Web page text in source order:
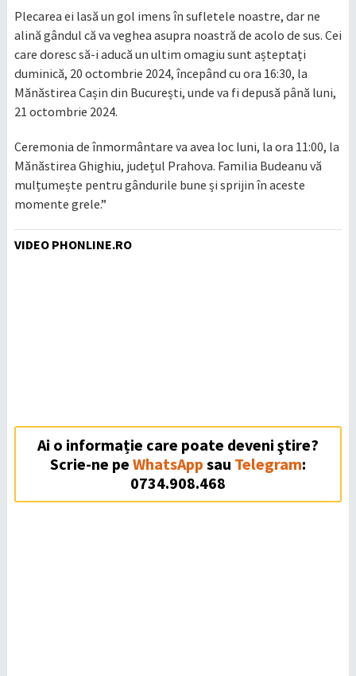
Plecarea ei lasă un gol imens în sufletele noastre, dar ne
alină gândul că va veghea asupra noastră de acolo de sus. Cei
care doresc să-i aducă un ultim omagiu sunt așteptați
duminică, 20 octombrie 2024, începând cu ora 16:30, la
Mănăstirea Cașin din București, unde va fi depusă până luni,
21 octombrie 2024.
Ceremonia de înmormântare va avea loc luni, la ora 11:00, la
Mănăstirea Ghighiu, județul Prahova. Familia Budeanu vă
mulțumește pentru gândurile bune și sprijin în aceste
momente grele.”
VIDEO PHONLINE.RO
Ai o informație care poate deveni ştire?
Scrie-ne pe WhatsApp sau Telegram:
0734.908.468